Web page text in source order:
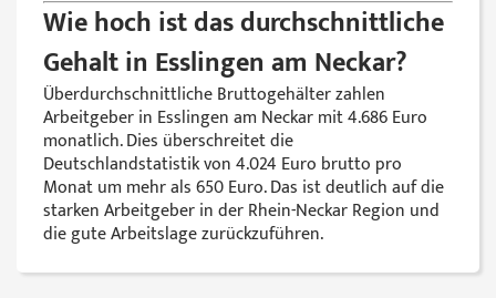
Wie hoch ist das durchschnittliche
Gehalt in Esslingen am Neckar?
Überdurchschnittliche Bruttogehälter zahlen
Arbeitgeber in Esslingen am Neckar mit 4.686 Euro
monatlich. Dies überschreitet die
Deutschlandstatistik von 4.024 Euro brutto pro
Monat um mehr als 650 Euro. Das ist deutlich auf die
starken Arbeitgeber in der Rhein-Neckar Region und
die gute Arbeitslage zurückzuführen.